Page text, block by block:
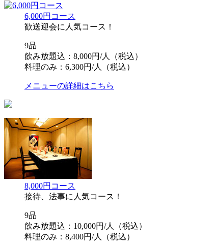
6,000円コース
歓送迎会に人気コース！
9品
飲み放題込：8,000円/人（税込）
料理のみ：6,300円/人（税込）
メニューの詳細はこちら
8,000円コース
接待、法事に人気コース！
9品
飲み放題込：10,000円/人（税込）
料理のみ：8,400円/人（税込）